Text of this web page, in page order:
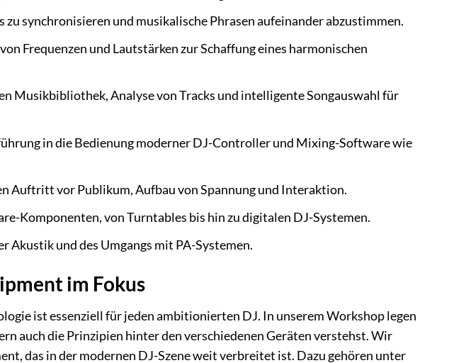
zu synchronisieren und musikalische Phrasen aufeinander abzustimmen.
Frequenzen und Lautstärken zur Schaffung eines harmonischen
Musikbibliothek, Analyse von Tracks und intelligente Songauswahl für
in die Bedienung moderner DJ-Controller und Mixing-Software wie
Auftritt vor Publikum, Aufbau von Spannung und Interaktion.
Komponenten, von Turntables bis hin zu digitalen DJ-Systemen.
Akustik und des Umgangs mit PA-Systemen.
im Fokus
ist essenziell für jeden ambitionierten DJ. In unserem Workshop legen
auch die Prinzipien hinter den verschiedenen Geräten verstehst. Wir
das in der modernen DJ-Szene weit verbreitet ist. Dazu gehören unter